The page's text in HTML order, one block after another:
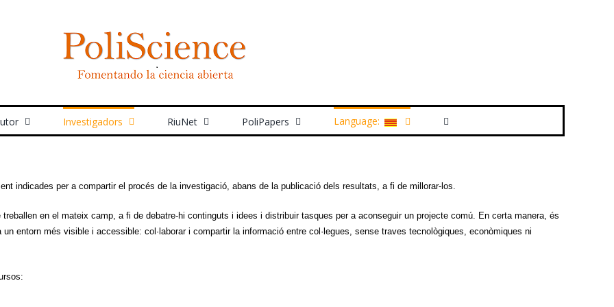
Investigadors RiuNet PoliPapers Language:
indicades per a compartir el procés de la investigació, abans de la publicació dels resultats, a fi de millorar-los.
en el mateix camp, a fi de debatre-hi continguts i idees i distribuir tasques per a aconseguir un projecte comú. En certa manera, és
entorn més visible i accessible: col·laborar i compartir la informació entre col·legues, sense traves tecnològiques, econòmiques ni